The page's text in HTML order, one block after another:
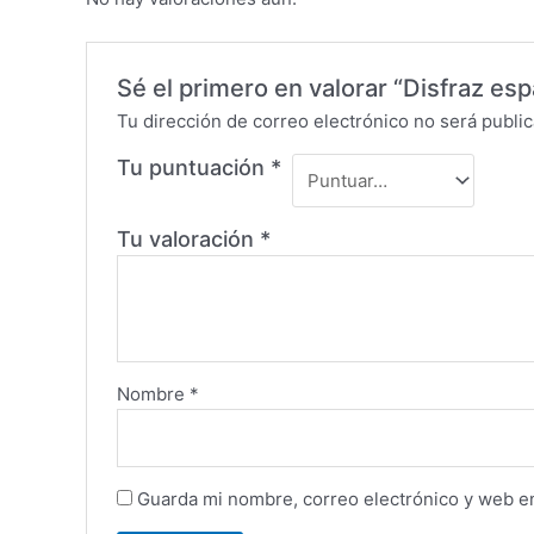
Sé el primero en valorar “Disfraz
Tu dirección de correo electrónico no será
Tu puntuación *
Tu valoración *
Nombre *
Guarda mi nombre, correo electrónico y web